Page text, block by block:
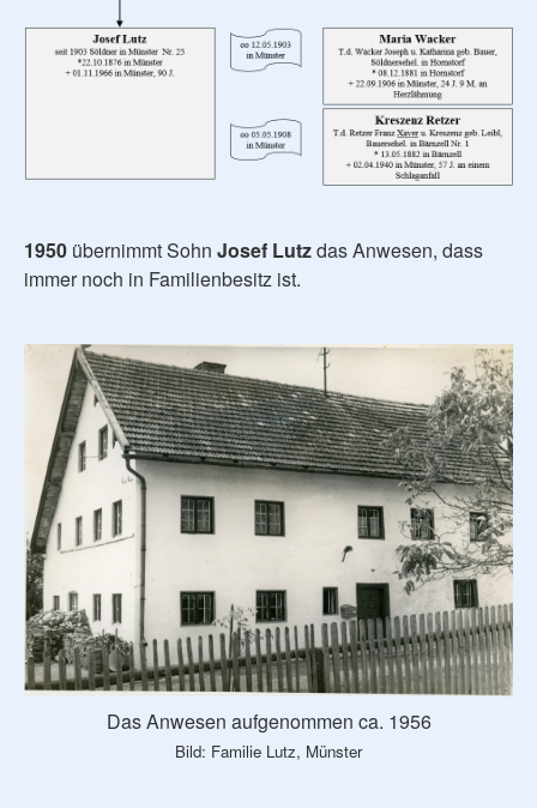
1950 übernimmt Sohn Josef Lutzdas Anwesen, dass
immer noch in Familienbesitz ist.
Das Anwesen aufgenommen ca. 1956
Bild: Familie Lutz, Münster